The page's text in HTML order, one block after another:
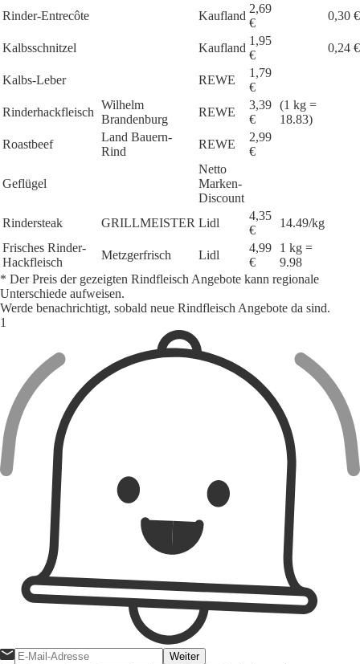
Rinder-Entrecôte Kaufland
2,69
€
0,30 €
Kalbsschnitzel Kaufland
1,95
€
0,24 €
Kalbs-Leber REWE
1,79
€
Rinderhackfleisch
Wilhelm
Brandenburg
REWE
3,39
€
(1 kg =
18.83)
Roastbeef
Land Bauern-
Rind
REWE
2,99
€
Geflügel
Netto
Marken-
Discount
Rindersteak
GRILLMEISTER Lidl
4,35
€
14.49/kg
Frisches Rinder-
Hackfleisch
Metzgerfrisch Lidl
4,99
€
1 kg =
9.98
* Der Preis der gezeigten Rindfleisch Angebote kann regionale
Unterschiede aufweisen.
Werde benachrichtigt, sobald neue Rindfleisch Angebote da sind.
Weiter